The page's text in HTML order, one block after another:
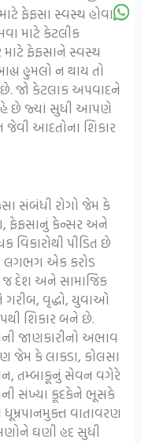
ફેફસા સ્વસ્થ હોવા
માટે કેટલીક
ફેફસાને સ્વસ્થ
હુમલો ન થાય તો
જો કેટલાક અપવાદને
છે જ્યાં સુધી આપણે
જેવી આદતોના શિકાર
સંબંધી રોગો જેમ કે
ફેફસાનું કેન્સર અને
વિકારોથી પીડિત છે
લગભગ એક કરોડ
જ દેશ અને સામાજિક
ગરીબ, વૃદ્ધો, યુવાઓ
શિકાર બને છે.
જાણકારીનો અભાવ
જેમ કે લાકડા, કોલસા
તમ્બાકૂનું સેવન વગેરે
સંખ્યા કૂદકેને ભૂસકે
વાતાવરણ
ઘણી હદ સુધી